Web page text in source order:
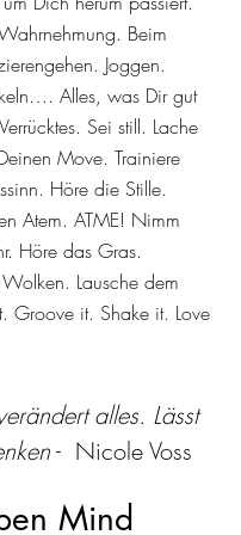
Beim
Joggen.
Alles, was Dir gut
Sei still. Lache
Move. Trainiere
Höre die Stille.
Atem. ATME! Nimm
Höre das Gras.
Lausche dem
Groove it. Shake it. Love
alles. Lässt
-  Nicole Voss
Mind